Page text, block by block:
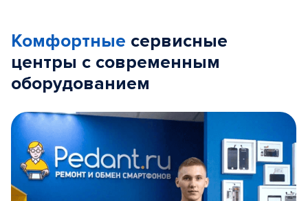
Комфортные сервисные
центры с современным
оборудованием